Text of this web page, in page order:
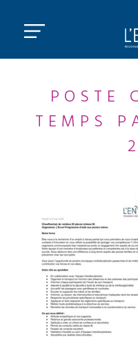
POSTE
TEMPS